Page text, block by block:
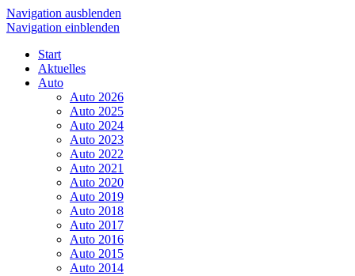
Navigation ausblenden
Navigation einblenden
Start
Aktuelles
Auto
Auto 2026
Auto 2025
Auto 2024
Auto 2023
Auto 2022
Auto 2021
Auto 2020
Auto 2019
Auto 2018
Auto 2017
Auto 2016
Auto 2015
Auto 2014